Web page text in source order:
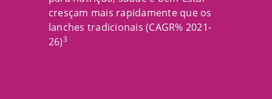
cresçam mais rapidamente que os
lanches tradicionais (CAGR% 2021-
26)3